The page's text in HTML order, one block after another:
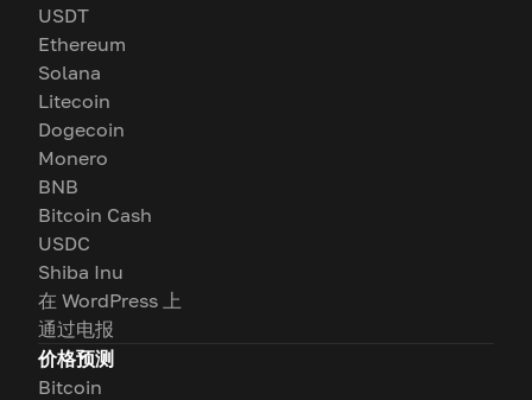
USDT
Ethereum
Solana
Litecoin
Dogecoin
Monero
BNB
Bitcoin Cash
USDC
Shiba Inu
在 WordPress 上
通过电报
价格预测
Bitcoin